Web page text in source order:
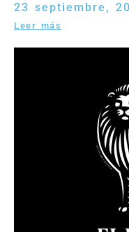
23 septiembre,
Leer más